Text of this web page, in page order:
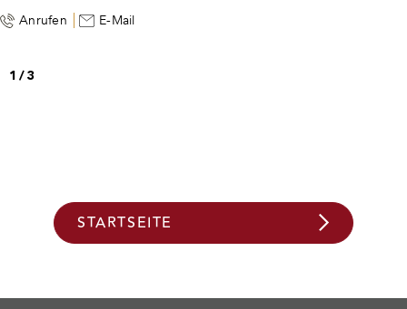
Anrufen E-Mail
1/3
STARTSEITE